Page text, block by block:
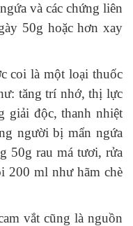
và các chứng liên
50g hoặc hơn xay
là một loại thuốc
tăng trí nhớ, thị lực
giải độc, thanh nhiệt
người bị mẩn ngứa
50g rau má tươi, rửa
200 ml như hãm chè
vắt cũng là nguồn